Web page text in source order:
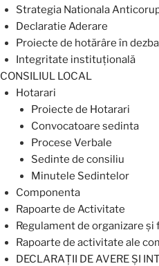
Strategia Nationala
Declaratie Aderare
Proiecte de hotărâre în
Integritate instituțională
CONSILIUL LOCAL
Hotarari
Proiecte de Hotarari
Convocatoare sedinta
Procese Verbale
Sedinte de consiliu
Minutele Sedintelor
Componenta
Rapoarte de Activitate
Regulament de organizare
Rapoarte de activitate ale
DECLARAȚII DE AVERE ȘI